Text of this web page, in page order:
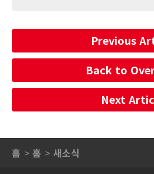
Previous
Back to
Next
홈 홈 새소식